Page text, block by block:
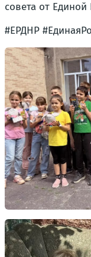
совета от Единой
#ЕРДНР